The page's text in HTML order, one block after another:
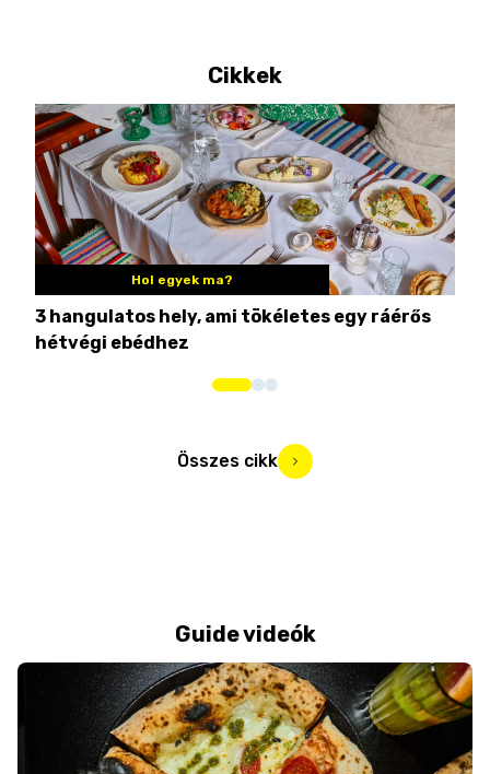
Cikkek
Hol egyek ma?
3 hangulatos hely, ami tökéletes egy ráérős
hétvégi ebédhez
Összes cikk
Guide videók